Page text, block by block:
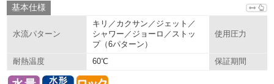
基本仕様
水流パターン
キリ／カクサン／ジェット／
シャワー／ジョーロ／ストッ
プ（6パターン）
使用圧力
耐熱温度 60℃ 保証期間